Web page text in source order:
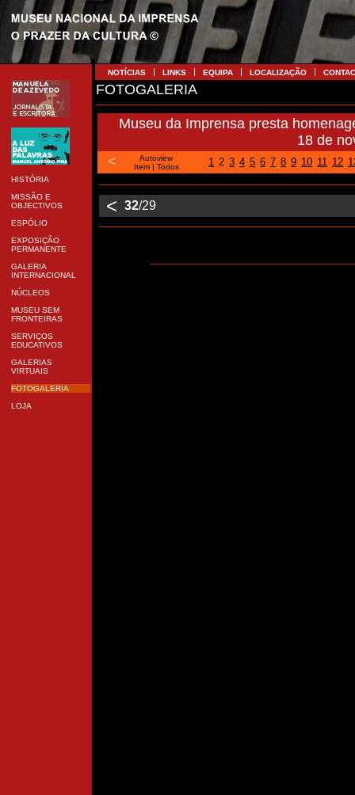
HISTÓRIA
MISSÃO E
OBJECTIVOS
ESPÓLIO
EXPOSIÇÃO
PERMANENTE
GALERIA
INTERNACIONAL
NÚCLEOS
MUSEU SEM
FRONTEIRAS
SERVIÇOS
EDUCATIVOS
GALERIAS
VIRTUAIS
FOTOGALERIA
LOJA
NOTÍCIAS LINKS EQUIPA LOCALIZAÇÃO
FOTOGALERIA
Museu da Imprensa presta
18 de
<
Autoview
Item| Todos 1 2 3 4 5 6 7 8 9 10 11 12
< 32/29